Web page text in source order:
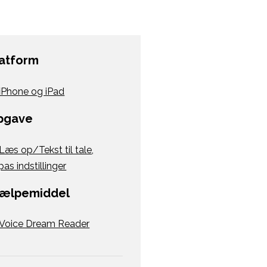
og iPad
Læs op/Tekst til tale
indstillinger
Dream Reader